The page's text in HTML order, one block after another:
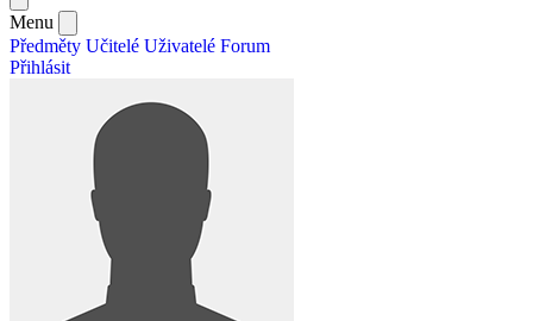
Menu
Předměty Učitelé Uživatelé Forum
Přihlásit